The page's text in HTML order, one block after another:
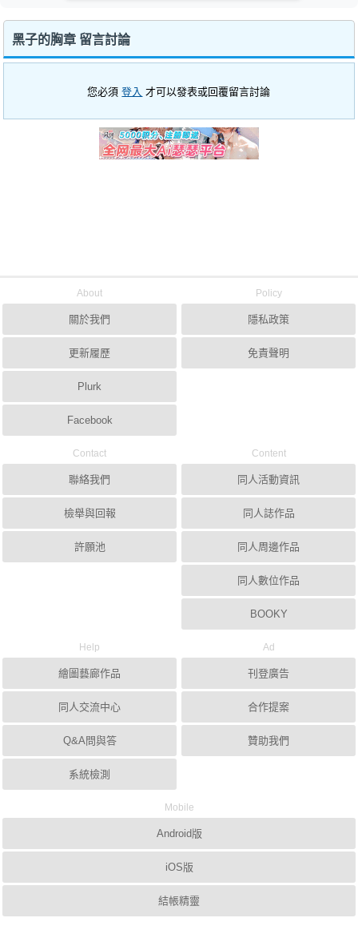
黑子的胸章 留言討論
您必須登入 才可以發表或回覆留言討論
About
關於我們
更新履歷
Plurk
Facebook
Policy
隱私政策
免責聲明
Contact
聯絡我們
檢舉與回報
許願池
Content
同人活動資訊
同人誌作品
同人周邊作品
同人數位作品
BOOKY
Help
繪圖藝廊作品
同人交流中心
Q&A問與答
系統檢測
Ad
刊登廣告
合作提案
贊助我們
Mobile
Android版
iOS版
結帳精靈